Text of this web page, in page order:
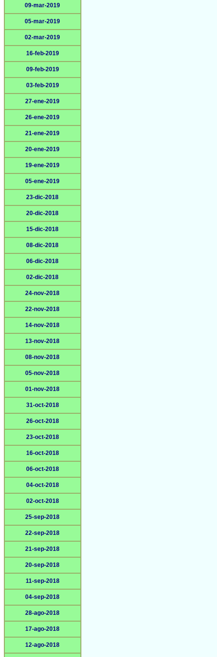
09-mar-2019
05-mar-2019
02-mar-2019
16-feb-2019
09-feb-2019
03-feb-2019
27-ene-2019
26-ene-2019
21-ene-2019
20-ene-2019
19-ene-2019
05-ene-2019
23-dic-2018
20-dic-2018
15-dic-2018
08-dic-2018
06-dic-2018
02-dic-2018
24-nov-2018
22-nov-2018
14-nov-2018
13-nov-2018
08-nov-2018
05-nov-2018
01-nov-2018
31-oct-2018
26-oct-2018
23-oct-2018
16-oct-2018
06-oct-2018
04-oct-2018
02-oct-2018
25-sep-2018
22-sep-2018
21-sep-2018
20-sep-2018
11-sep-2018
04-sep-2018
28-ago-2018
17-ago-2018
12-ago-2018